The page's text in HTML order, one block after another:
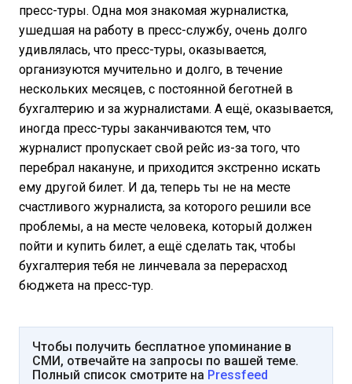
пресс-туры. Одна моя знакомая журналистка,
ушедшая на работу в пресс-службу, очень долго
удивлялась, что пресс-туры, оказывается,
организуются мучительно и долго, в течение
нескольких месяцев, с постоянной беготней в
бухгалтерию и за журналистами. А ещё, оказывается,
иногда пресс-туры заканчиваются тем, что
журналист пропускает свой рейс из-за того, что
перебрал накануне, и приходится экстренно искать
ему другой билет. И да, теперь ты не на месте
счастливого журналиста, за которого решили все
проблемы, а на месте человека, который должен
пойти и купить билет, а ещё сделать так, чтобы
бухгалтерия тебя не линчевала за перерасход
бюджета на пресс-тур.
Чтобы получить бесплатное упоминание в
СМИ, отвечайте на запросы по вашей теме.
Полный список смотрите на Pressfeed